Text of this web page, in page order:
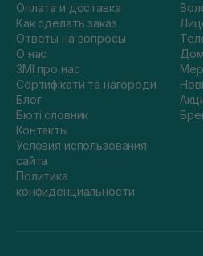
Оплата и доставка
Как сделать заказ
Ответы на вопросы
О нас
ЗМІ про нас
Сертифікати та нагороди
Блог
Бюті словник
Контакты
Условия использования
сайта
Политика
конфиденциальности
Дом